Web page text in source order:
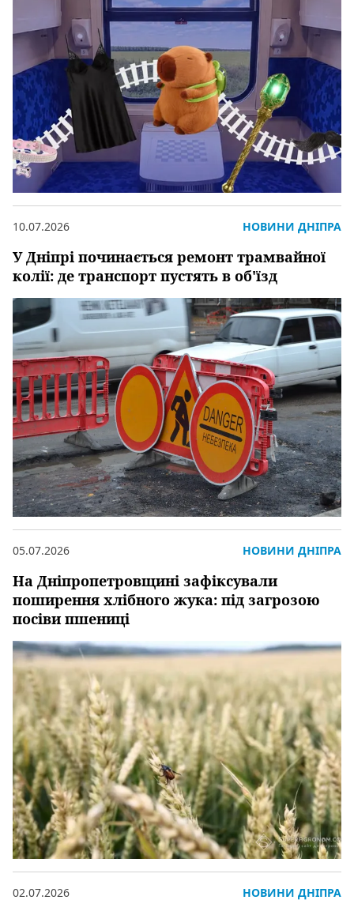
У Дніпрі починається ремонт трамвайної
колії: де транспорт пустять в об'їзд
10.07.2026 НОВИНИ ДНІПРА
На Дніпропетровщині зафіксували
поширення хлібного жука: під загрозою
посіви пшениці
05.07.2026 НОВИНИ ДНІПРА
02.07.2026 НОВИНИ ДНІПРА